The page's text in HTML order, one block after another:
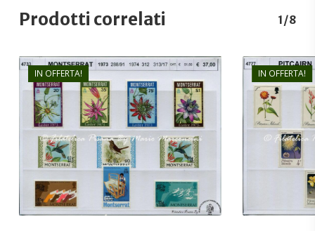
Prodotti correlati 1/8
IN OFFERTA!
€37,00
€26,00
IN OFFERTA!